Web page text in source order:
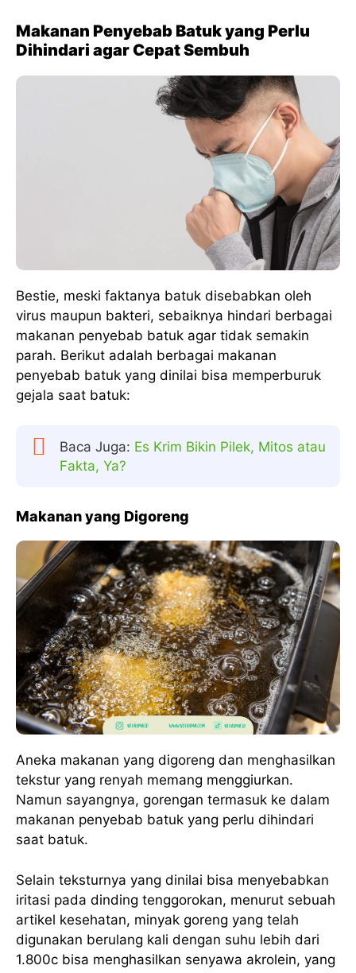
Makanan Penyebab Batuk yang Perlu
Dihindari agar Cepat Sembuh
Bestie, meski faktanya batuk disebabkan oleh
virus maupun bakteri, sebaiknya hindari berbagai
makanan penyebab batuk agar tidak semakin
parah. Berikut adalah berbagai makanan
penyebab batuk yang dinilai bisa memperburuk
gejala saat batuk:
Baca Juga: Es Krim Bikin Pilek, Mitos atau
Fakta, Ya?
Makanan yang Digoreng
Aneka makanan yang digoreng dan menghasilkan
tekstur yang renyah memang menggiurkan.
Namun sayangnya, gorengan termasuk ke dalam
makanan penyebab batuk yang perlu dihindari
saat batuk.
Selain teksturnya yang dinilai bisa menyebabkan
iritasi pada dinding tenggorokan, menurut sebuah
artikel kesehatan, minyak goreng yang telah
digunakan berulang kali dengan suhu lebih dari
1.800c bisa menghasilkan senyawa akrolein, yang